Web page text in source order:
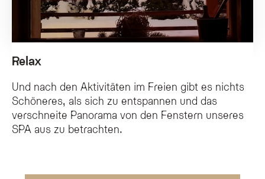
Relax
Und nach den Aktivitäten im Freien gibt es nichts
Schöneres, als sich zu entspannen und das
verschneite Panorama von den Fenstern unseres
SPA aus zu betrachten.